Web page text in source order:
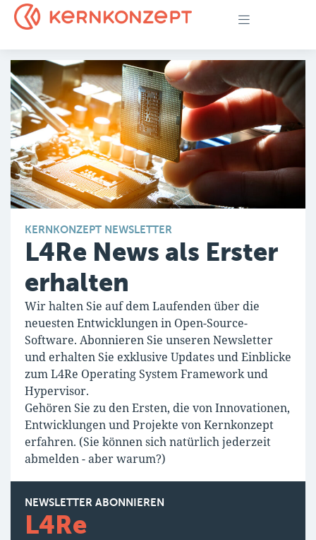
KERNKONZEPT NEWSLETTER
L4Re News als Erster
erhalten
Wir halten Sie auf dem Laufenden über die
neuesten Entwicklungen in Open-Source-
Software. Abonnieren Sie unseren Newsletter
und erhalten Sie exklusive Updates und Einblicke
zum L4Re Operating System Framework und
Hypervisor.
Gehören Sie zu den Ersten, die von Innovationen,
Entwicklungen und Projekte von Kernkonzept
erfahren. (Sie können sich natürlich jederzeit
abmelden - aber warum?)
NEWSLETTER ABONNIEREN
L4Re